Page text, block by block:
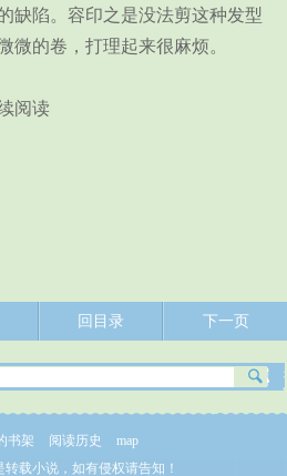
缺陷。容印之是没法剪这种发型
微的卷，打理起来很麻烦。
阅读
回目录 下一页
书架 阅读历史
map
载小说，如有侵权请告知！